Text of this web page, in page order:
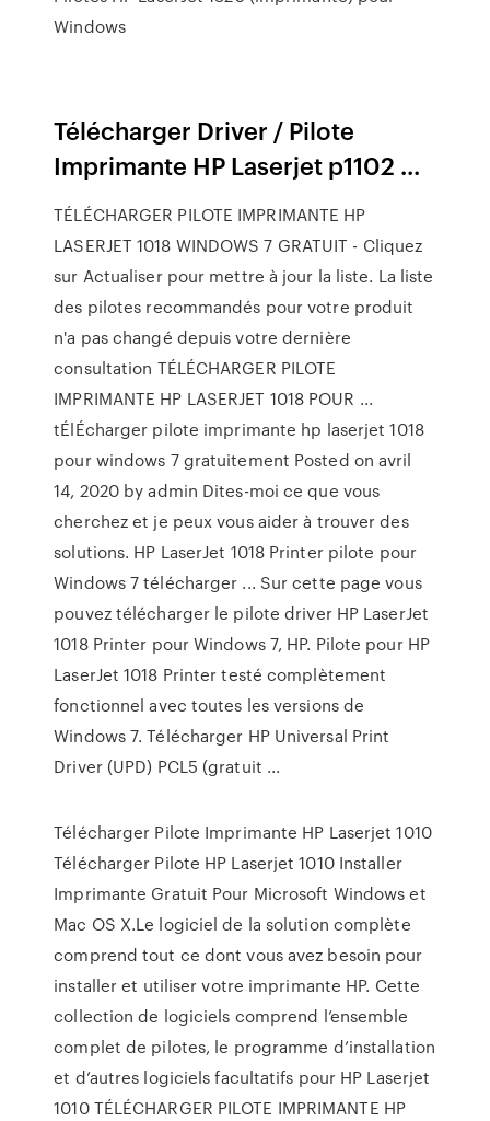
Windows
Télécharger Driver / Pilote
Imprimante HP Laserjet p1102 ...
TÉLÉCHARGER PILOTE IMPRIMANTE HP
LASERJET 1018 WINDOWS 7 GRATUIT - Cliquez
sur Actualiser pour mettre à jour la liste. La liste
des pilotes recommandés pour votre produit
n'a pas changé depuis votre dernière
consultation TÉLÉCHARGER PILOTE
IMPRIMANTE HP LASERJET 1018 POUR ...
tÉlÉcharger pilote imprimante hp laserjet 1018
pour windows 7 gratuitement Posted on avril
14, 2020 by admin Dites-moi ce que vous
cherchez et je peux vous aider à trouver des
solutions. HP LaserJet 1018 Printer pilote pour
Windows 7 télécharger ... Sur cette page vous
pouvez télécharger le pilote driver HP LaserJet
1018 Printer pour Windows 7, HP. Pilote pour HP
LaserJet 1018 Printer testé complètement
fonctionnel avec toutes les versions de
Windows 7. Télécharger HP Universal Print
Driver (UPD) PCL5 (gratuit ...
Télécharger Pilote Imprimante HP Laserjet 1010
Télécharger Pilote HP Laserjet 1010 Installer
Imprimante Gratuit Pour Microsoft Windows et
Mac OS X.Le logiciel de la solution complète
comprend tout ce dont vous avez besoin pour
installer et utiliser votre imprimante HP. Cette
collection de logiciels comprend l’ensemble
complet de pilotes, le programme d’installation
et d’autres logiciels facultatifs pour HP Laserjet
1010 TÉLÉCHARGER PILOTE IMPRIMANTE HP